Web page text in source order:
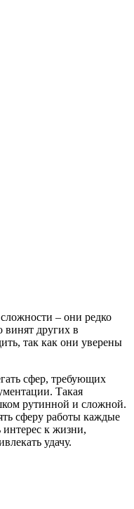
– они редко
других в
так как они уверены
сфер, требующих
Такая
рутинной и сложной.
сферу работы каждые
интерес к жизни,
удачу.